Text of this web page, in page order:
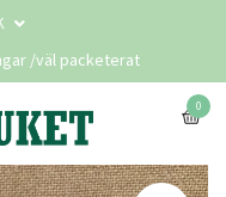
/väl packeterat
0